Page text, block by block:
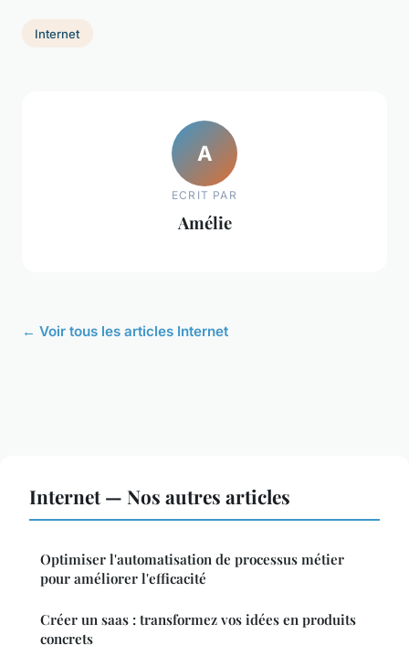
Internet
A
ECRIT PAR
Amélie
← Voir tous les articles Internet
Internet — Nos autres articles
Optimiser l'automatisation de processus métier
pour améliorer l'efficacité
Créer un saas : transformez vos idées en produits
concrets